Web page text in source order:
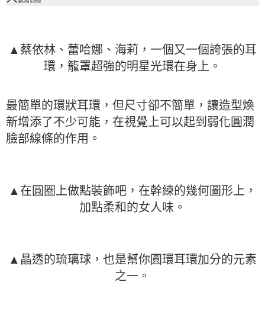
▲蔡依林、蕾哈娜、海莉，一個又一個誇張的耳
環，籠罩超強的明星光環在身上。
最簡單的環狀耳環，但尺寸卻不簡單，讓造型煥
新增添了不少可能，在視覺上可以起到弱化圓潤
臉部線條的作用。
▲在圓圈上做點裝飾吧，在幹練的幾何圖形上，
加點柔和的女人味。
▲晶透的琉璃球，也是幫你圓環耳環加分的元素
之一。